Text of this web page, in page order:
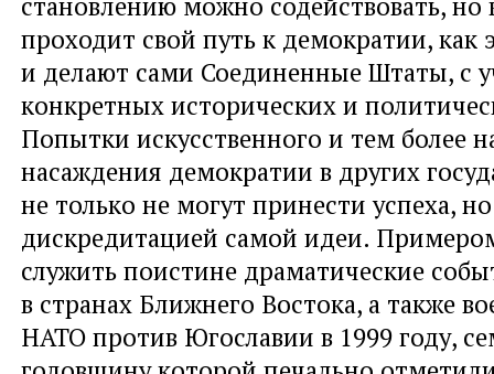
проходит свой путь к демократии, как
и делают сами Соединенные Штаты, с
конкретных исторических и
Попытки искусственного и тем более
насаждения демократии в других
не только не могут принести успеха,
дискредитацией самой идеи.
служить поистине драматические
в странах Ближнего Востока, а также
НАТО против Югославии в 1999 году,